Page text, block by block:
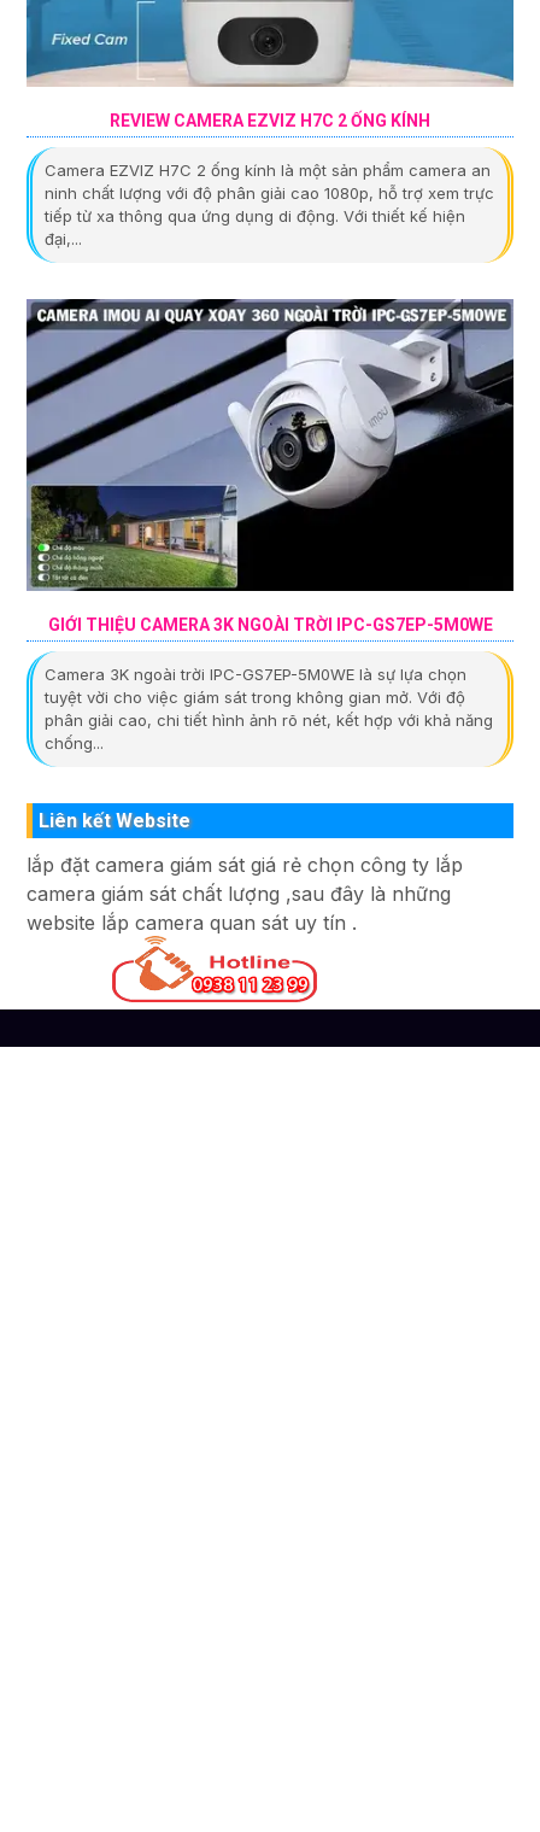
REVIEW CAMERA EZVIZ H7C 2 ỐNG KÍNH
Camera EZVIZ H7C 2 ống kính là một sản phẩm camera an
ninh chất lượng với độ phân giải cao 1080p, hỗ trợ xem trực
tiếp từ xa thông qua ứng dụng di động. Với thiết kế hiện
đại,...
GIỚI THIỆU CAMERA 3K NGOÀI TRỜI IPC-GS7EP-5M0WE
Camera 3K ngoài trời IPC-GS7EP-5M0WE là sự lựa chọn
tuyệt vời cho việc giám sát trong không gian mở. Với độ
phân giải cao, chi tiết hình ảnh rõ nét, kết hợp với khả năng
chống...
Liên kết Website
lắp đặt camera giám sát giá rẻ chọn công ty lắp
camera giám sát chất lượng ,sau đây là những
website lắp camera quan sát uy tín .